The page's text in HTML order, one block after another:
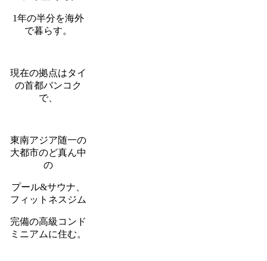
1年の半分を海外
で暮らす。
現在の拠点はタイ
の首都バンコク
で、
東南アジア随一の
大都市のど真ん中
の
プール&サウナ、
フィットネスジム
完備の高級コンド
ミニアムに住む。